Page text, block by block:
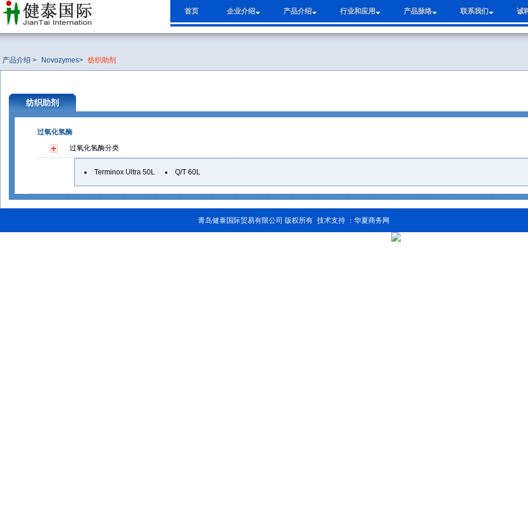
首页 企业介绍 产品介绍 行业和应用 产品脉络 联系我们 诚
产品介绍 > Novozymes> 纺织助剂
纺织助剂
过氧化氢酶
过氧化氢酶分类
Terminox Ultra 50L Q/T 60L
青岛健泰国际贸易有限公司 版权所有
滚动友情链接：混合机 无重力混合机 双螺旋锥形混合机 无重力混
技术支持 ：华夏商务网